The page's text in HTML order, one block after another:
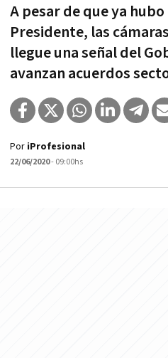
A pesar de que ya
Presidente, las
llegue una señal del
avanzan acuerdos
Por iProfesional
22/06/2020- 09:00hs